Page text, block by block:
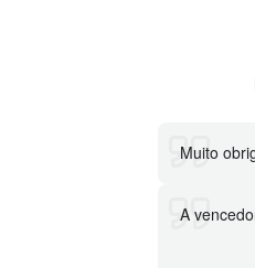
Muito
A